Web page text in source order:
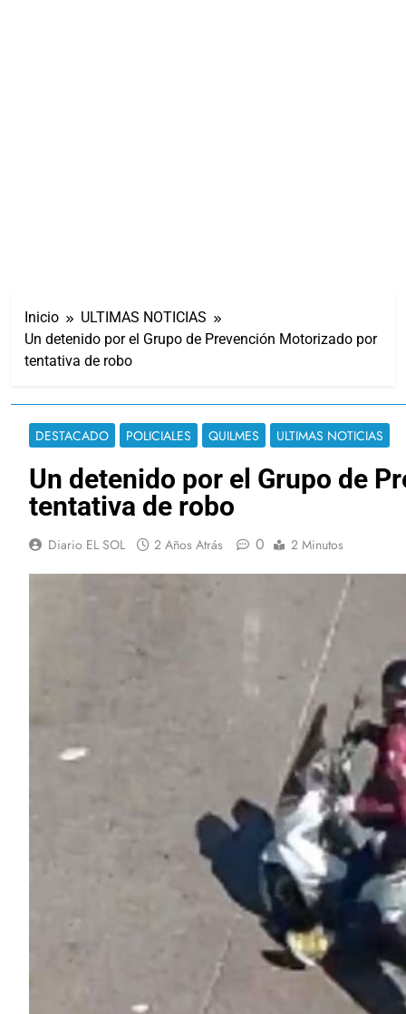
Inicio
ULTIMAS NOTICIAS
Un detenido por el Grupo de Prevención Motorizado por
tentativa de robo
DESTACADO POLICIALES QUILMES ULTIMAS NOTICIAS
Un detenido por el Grupo de
tentativa de robo
Diario EL SOL 2 Años Atrás 0 2 Minutos